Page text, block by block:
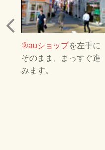
②auショップを左手に
そのまま、まっすぐ進
みます。